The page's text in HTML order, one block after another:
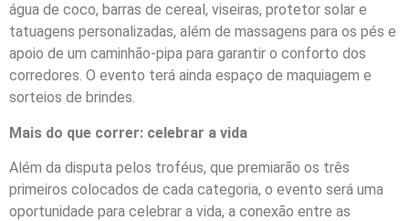
água de coco, barras de cereal, viseiras, protetor solar e
tatuagens personalizadas, além de massagens para os pés e
apoio de um caminhão-pipa para garantir o conforto dos
corredores. O evento terá ainda espaço de maquiagem e
sorteios de brindes.
Mais do que correr: celebrar a vida
Além da disputa pelos troféus, que premiarão os três
primeiros colocados de cada categoria, o evento será uma
oportunidade para celebrar a vida, a conexão entre as